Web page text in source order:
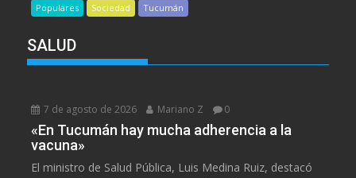
Populares Sociedad Tucumán
SALUD
7 de agosto de 2026 Mariano Z 0
«En Tucumán hay mucha adherencia a la
vacuna»
El ministro de Salud Pública, Luis Medina Ruiz, destacó